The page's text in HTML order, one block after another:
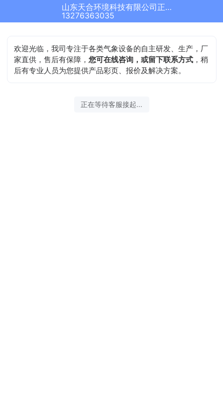
山东天合环境科技有限公司正在为您服务
13276363035
欢迎光临，我司专注于各类气象设备的自主研发、生产，厂
家直供，售后有保障，您可在线咨询，或留下联系方式 ，稍
后有专业人员为您提供产品彩页、报价及解决方案。
正在等待客服接起...